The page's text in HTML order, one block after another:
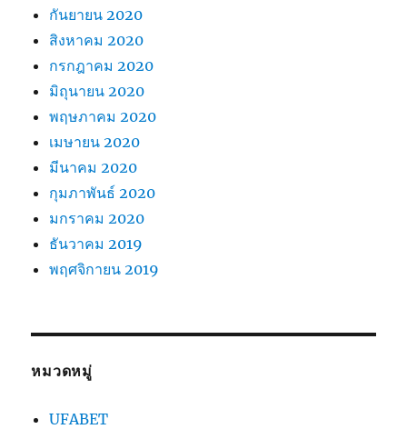
กันยายน 2020
สิงหาคม 2020
กรกฎาคม 2020
มิถุนายน 2020
พฤษภาคม 2020
เมษายน 2020
มีนาคม 2020
กุมภาพันธ์ 2020
มกราคม 2020
ธันวาคม 2019
พฤศจิกายน 2019
หมวดหมู่
UFABET